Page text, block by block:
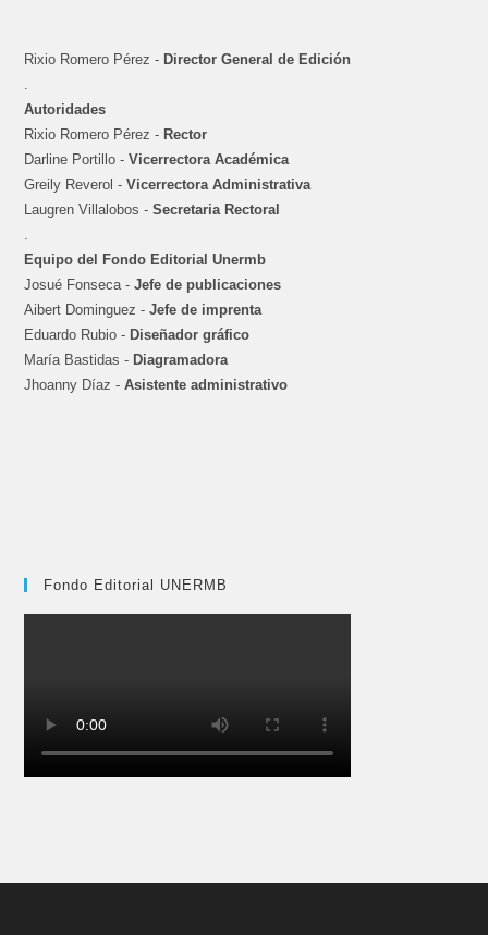
Rixio Romero Pérez - Director General de Edición
.
Autoridades
Rixio Romero Pérez - Rector
Darline Portillo -Vicerrectora Académica
Greily Reverol -Vicerrectora Administrativa
Laugren Villalobos -Secretaria Rectoral
.
Equipo del Fondo Editorial Unermb
Josué Fonseca -Jefe de publicaciones
Aibert Dominguez -Jefe de imprenta
Eduardo Rubio - Diseñador gráfico
María Bastidas - Diagramadora
Jhoanny Díaz -Asistente administrativo
Fondo Editorial UNERMB